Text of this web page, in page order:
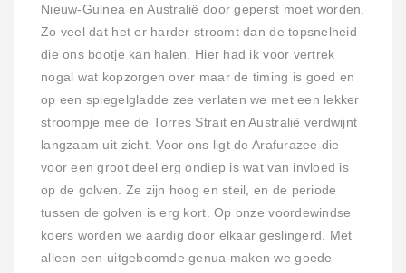
Nieuw-Guinea en Australië door geperst moet worden.
Zo veel dat het er harder stroomt dan de topsnelheid
die ons bootje kan halen. Hier had ik voor vertrek
nogal wat kopzorgen over maar de timing is goed en
op een spiegelgladde zee verlaten we met een lekker
stroompje mee de Torres Strait en Australië verdwijnt
langzaam uit zicht. Voor ons ligt de Arafurazee die
voor een groot deel erg ondiep is wat van invloed is
op de golven. Ze zijn hoog en steil, en de periode
tussen de golven is erg kort. Op onze voordewindse
koers worden we aardig door elkaar geslingerd. Met
alleen een uitgeboomde genua maken we goede